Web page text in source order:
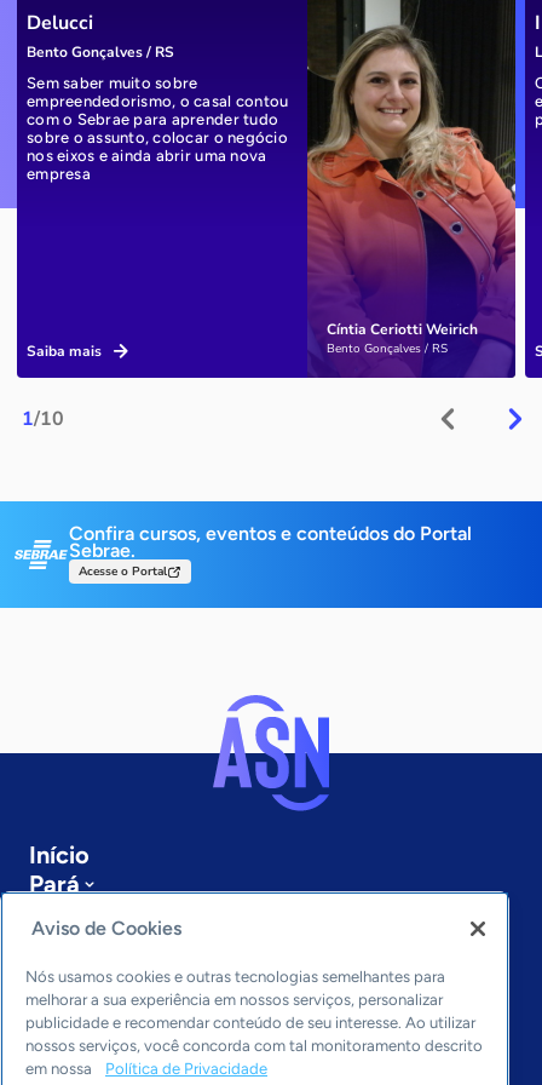
1/10
Cíntia Ceriotti Weirich
Bento Gonçalves / RS
Delucci
Bento Gonçalves / RS
Sem saber muito sobre
empreendedorismo, o casal contou
com o Sebrae para aprender tudo
sobre o assunto, colocar o negócio
nos eixos e ainda abrir uma nova
empresa
Saiba mais
Confira cursos, eventos e conteúdos do Portal
Sebrae.
Acesse o Portal
Início
Pará
Sobre a ASN
Últimas notícias
Entre em contato
Editorias
Economia & Política
Inovação & Tecnologia
Aviso de Cookies
Nós usamos cookies e outras tecnologias semelhantes para
melhorar a sua experiência em nossos serviços, personalizar
publicidade e recomendar conteúdo de seu interesse. Ao utilizar
nossos serviços, você concorda com tal monitoramento descrito
em nossa
Política de Privacidade